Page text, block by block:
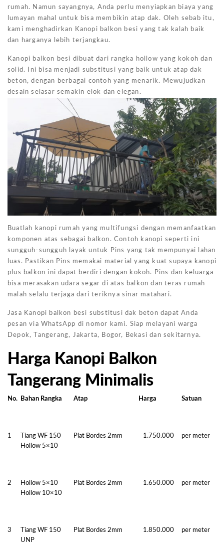
rumah. Namun sayangnya, Anda perlu menyiapkan biaya yang
lumayan mahal untuk bisa membikin atap dak. Oleh sebab itu,
kami menghadirkan Kanopi balkon besi yang tak kalah baik
dan harganya lebih terjangkau.
Kanopi balkon besi dibuat dari rangka hollow yang kokoh dan
solid. Ini bisa menjadi substitusi yang baik untuk atap dak
beton, dengan berbagai contoh yang menarik. Mewujudkan
desain selasar semakin elok dan elegan.
Buatlah kanopi rumah yang multifungsi dengan memanfaatkan
komponen atas sebagai balkon. Contoh kanopi seperti ini
sungguh-sungguh layak untuk Pins yang tak mempunyai lahan
luas. Pastikan Pins memakai material yang kuat supaya kanopi
plus balkon ini dapat berdiri dengan kokoh. Pins dan keluarga
bisa merasakan udara segar di atas balkon dan teras rumah
malah selalu terjaga dari teriknya sinar matahari.
Jasa Kanopi balkon besi substitusi dak beton dapat Anda
pesan via WhatsApp di nomor kami. Siap melayani warga
Depok, Tangerang, Jakarta, Bogor, Bekasi dan sekitarnya.
Harga Kanopi Balkon
Tangerang Minimalis
No. Bahan Rangka Atap Harga Satuan
1
Tiang WF 150
Hollow 5×10
Plat Bordes 2mm 1.750.000 per meter
2
Hollow 5×10
Hollow 10×10
Plat Bordes 2mm 1.650.000 per meter
3
Tiang WF 150
UNP
Plat Bordes 2mm 1.850.000 per meter